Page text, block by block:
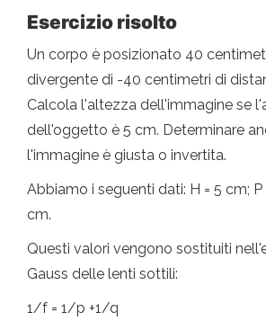
Esercizio risolto
Un corpo è posizionato 40
divergente di -40 centimetri di
Calcola l'altezza dell'immagine se
dell'oggetto è 5 cm. Determinare
l'immagine è giusta o invertita.
Abbiamo i seguenti dati: H = 5 cm;
cm.
Questi valori vengono sostituiti
Gauss delle lenti sottili:
1/f = 1/p +1/q